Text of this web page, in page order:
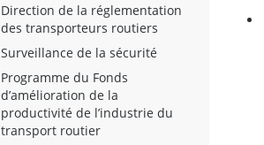
Direction de la réglementation
des transporteurs routiers
Surveillance de la sécurité
Programme du Fonds
d’amélioration de la
productivité de l’industrie du
transport routier